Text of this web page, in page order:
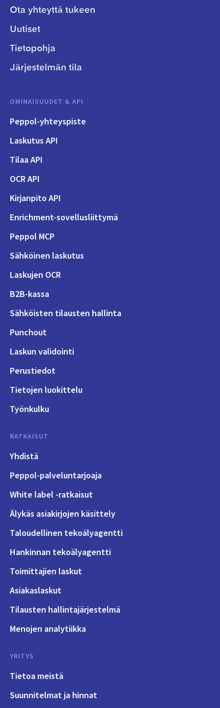
Ota yhteyttä tukeen
Uutiset
Tietopohja
Järjestelmän tila
OMINAISUUDET & API
Peppol-yhteyspiste
Laskutus API
Tilaa API
OCR API
Kirjanpito API
Enrichment-sovellusliittymä
Peppol MCP
Sähköinen laskutus
Laskujen OCR
B2B-kassa
Sähköisten tilausten hallinta
Punchout
Laskun validointi
Perustiedot
Tietojen luokittelu
Työnkulku
RATKAISUT
Yhdistä
Peppol-palveluntarjoaja
White label -ratkaisut
Älykäs asiakirjojen käsittely
Taloudellinen tekoälyagentti
Hankinnan tekoälyagentti
Toimittajien laskut
Asiakaslaskut
Tilausten hallintajärjestelmä
Menojen analytiikka
YRITYS
Tietoa meistä
Suunnitelmat ja hinnat